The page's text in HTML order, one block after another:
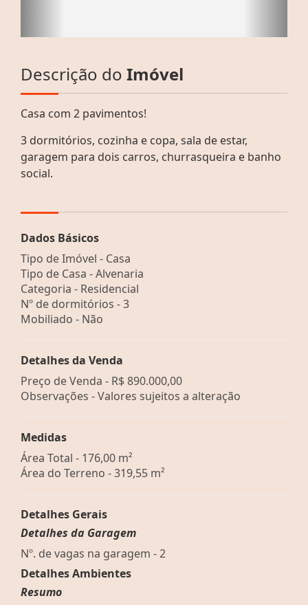
Descrição do Imóvel
Casa com 2 pavimentos!
3 dormitórios, cozinha e copa, sala de estar,
garagem para dois carros, churrasqueira e banho
social.
Dados Básicos
Tipo de Imóvel - Casa
Tipo de Casa - Alvenaria
Categoria - Residencial
Nº de dormitórios - 3
Mobiliado - Não
Detalhes da Venda
Preço de Venda - R$ 890.000,00
Observações - Valores sujeitos a alteração
Medidas
Área Total - 176,00 m²
Área do Terreno - 319,55 m²
Detalhes Gerais
Detalhes da Garagem
Nº. de vagas na garagem - 2
Detalhes Ambientes
Resumo